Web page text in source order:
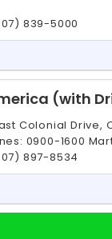
839-5000
(with
Colonial Drive,
0900-1600
897-8534